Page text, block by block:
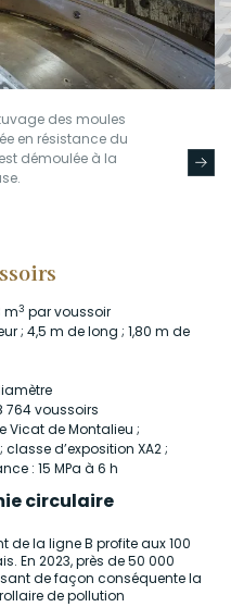
des moules
en résistance du
démoulée à la
m3 par voussoir
; 4,5 m de long ; 1,80 m de
764 voussoirs
Vicat de Montalieu ;
d’exposition XA2 ;
: 15 MPa à 6 h
circulaire
de la ligne B profite aux 100
En 2023, près de 50 000
de façon conséquente la
de pollution
2